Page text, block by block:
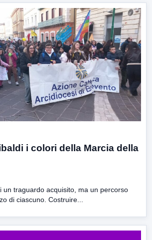
i colori della Marcia della
un traguardo acquisito, ma un percorso
di ciascuno. Costruire...